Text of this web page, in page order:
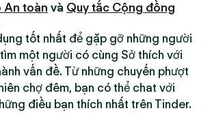
An toàn và Quy tắc Cộng đồng
tốt nhất để gặp gỡ những người
một người có cùng Sở thích với
vấn đề. Từ những chuyến phượt
chợ đêm, bạn có thể chat với
điều bạn thích nhất trên Tinder.